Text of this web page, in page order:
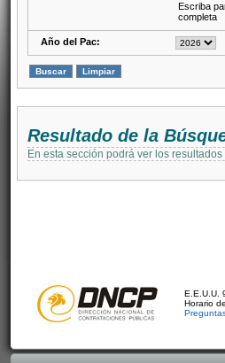
Escriba
completa
Año del Pac:
Resultado de la
En esta sección podrá ver los
E.E.U.U.
Horario